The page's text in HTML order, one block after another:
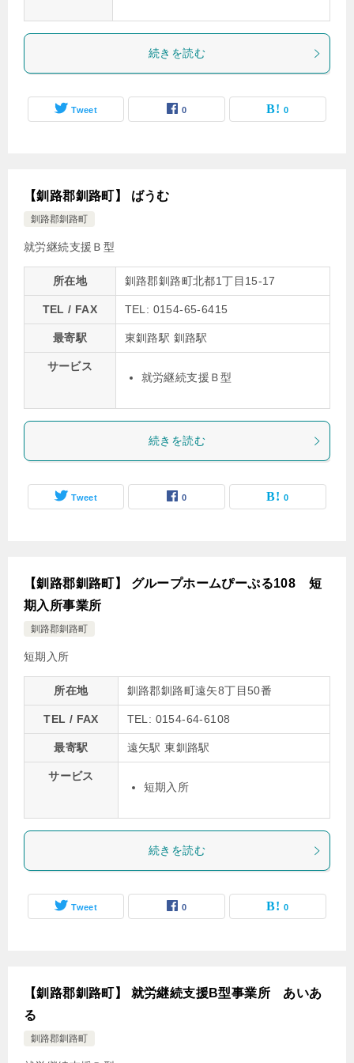
続きを読む
Tweet 0 0
【釧路郡釧路町】 ばうむ
釧路郡釧路町
就労継続支援Ｂ型
所在地 釧路郡釧路町北都1丁目15-17
TEL / FAX TEL: 0154-65-6415
最寄駅 東釧路駅 釧路駅
サービス
就労継続支援Ｂ型
続きを読む
Tweet 0 0
【釧路郡釧路町】 グループホームぴーぷる108 短
期入所事業所
釧路郡釧路町
短期入所
所在地 釧路郡釧路町遠矢8丁目50番
TEL / FAX TEL: 0154-64-6108
最寄駅 遠矢駅 東釧路駅
サービス
短期入所
続きを読む
Tweet 0 0
【釧路郡釧路町】 就労継続支援B型事業所 あいあ
る
釧路郡釧路町